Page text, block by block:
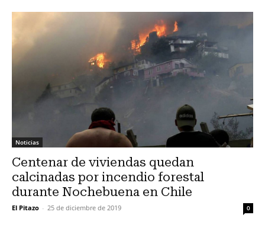
Noticias
Centenar de viviendas quedan
calcinadas por incendio forestal
durante Nochebuena en Chile
El Pitazo - 25 de diciembre de 2019 0